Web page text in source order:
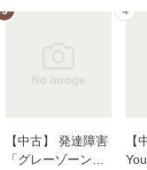
3
【中古】 発達障害
「グレーゾーン」
4
【